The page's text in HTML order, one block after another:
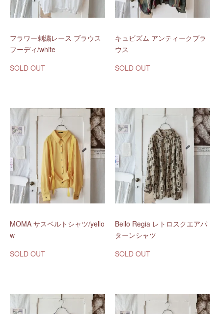
フラワー刺繍レース ブラウス
フーディ/white
SOLD OUT
キュビズム アンティークブラ
ウス
SOLD OUT
MOMA サスベルトシャツ/yello
w
SOLD OUT
Bello Regia レトロスクエアパ
ターンシャツ
SOLD OUT